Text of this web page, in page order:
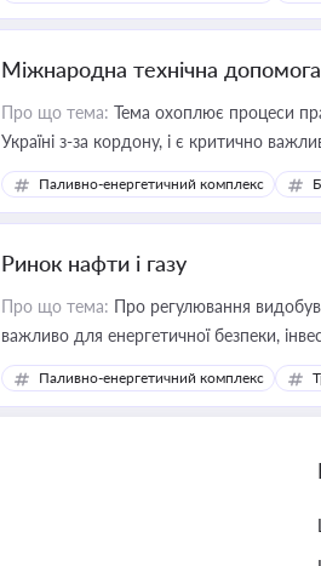
Міжнародна технічна допомога
Про що тема: Тема охоплює процеси
Україні з-за кордону, і є критично
інфраструктурних проєктів
Паливно-енергетичний комплекс
Ринок нафти і газу
Про що тема: Про регулювання
важливо для енергетичної безпеки,
Паливно-енергетичний комплекс